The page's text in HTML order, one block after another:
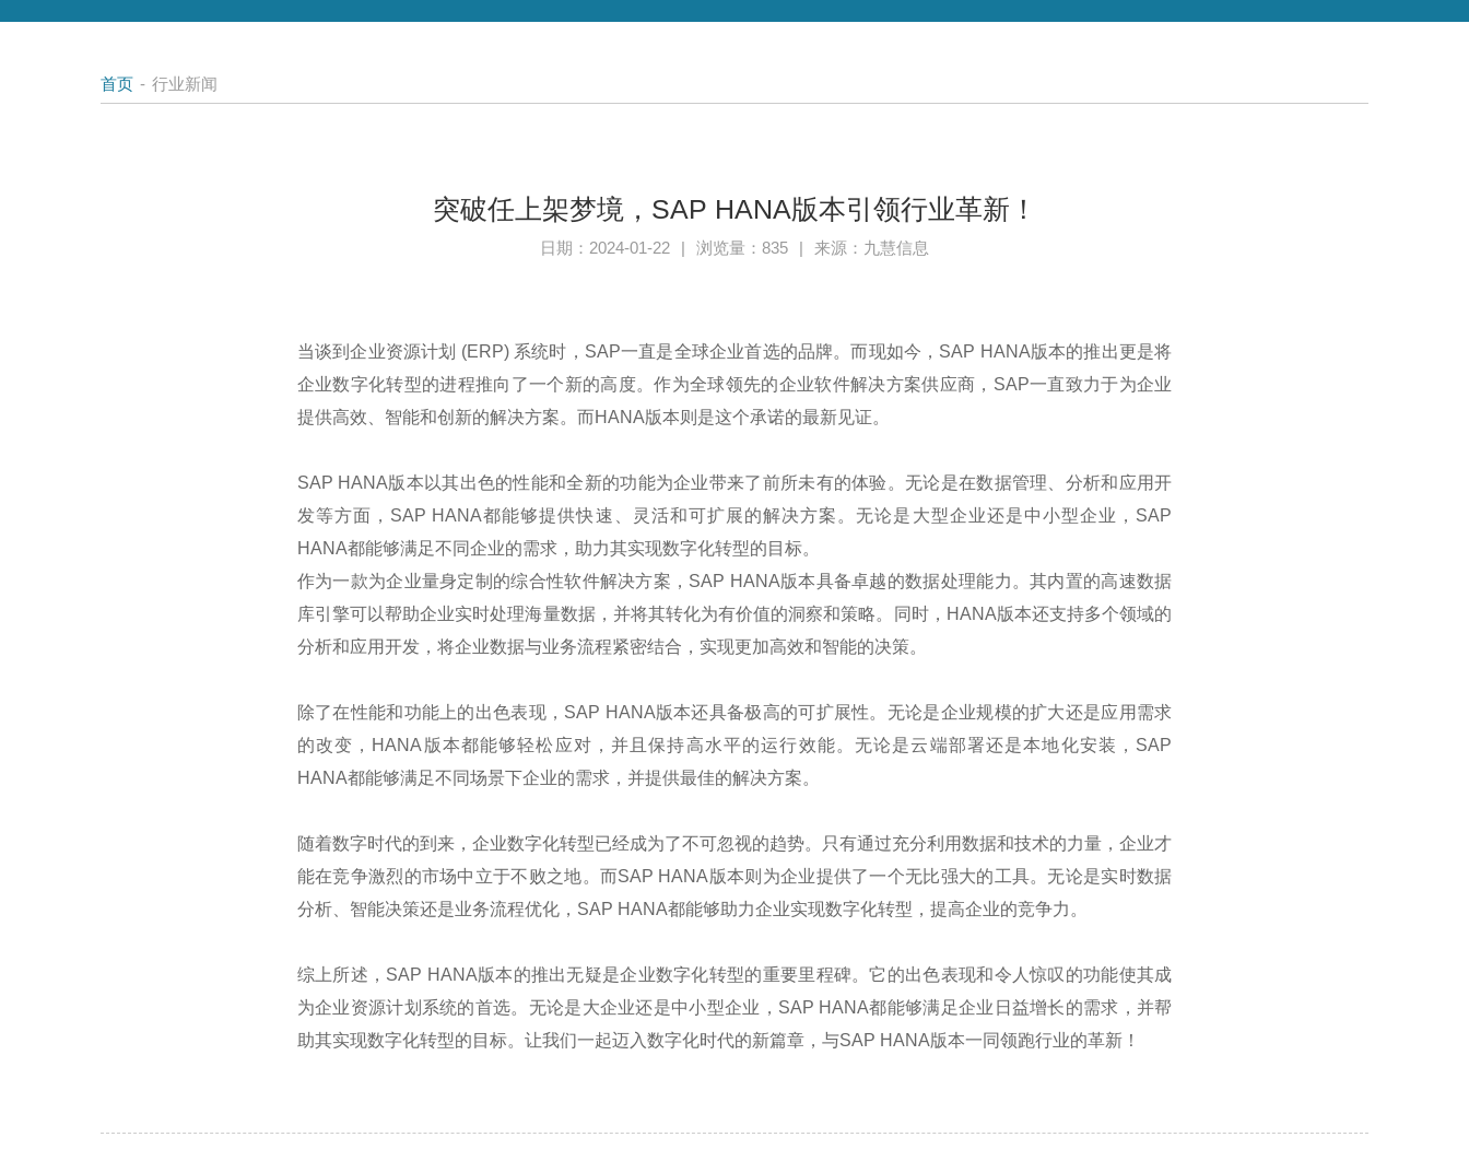
首页 - 行业新闻
突破任上架梦境，SAP HANA版本引领行业革新！
日期：2024-01-22 | 浏览量：835 | 来源：九慧信息
当谈到企业资源计划 (ERP) 系统时， SAP一直是全球企业首选的品牌。而现如今， SAP HANA版本的推出更是将
企业数字化转型的进程推向了一个新的高度。作为全球领先的企业软件解决方案供应商， SAP一直致力于为企业
提供高效、智能和创新的解决方案。而HANA版本则是这个承诺的最新见证。
SAP HANA版本以其出色的性能和全新的功能为企业带来了前所未有的体验。无论是在数据管理、分析和应用开
发等方面， SAP HANA都能够提供快速、灵活和可扩展的解决方案。无论是大型企业还是中小型企业， SAP
HANA都能够满足不同企业的需求，助力其实现数字化转型的目标。
作为一款为企业量身定制的综合性软件解决方案， SAP HANA版本具备卓越的数据处理能力。其内置的高速数据
库引擎可以帮助企业实时处理海量数据，并将其转化为有价值的洞察和策略。同时， HANA版本还支持多个领域的
分析和应用开发，将企业数据与业务流程紧密结合，实现更加高效和智能的决策。
除了在性能和功能上的出色表现， SAP HANA版本还具备极高的可扩展性。无论是企业规模的扩大还是应用需求
的改变， HANA 版本都能够轻松应对，并且保持高水平的运行效能。无论是云端部署还是本地化安装， SAP
HANA都能够满足不同场景下企业的需求，并提供最佳的解决方案。
随着数字时代的到来，企业数字化转型已经成为了不可忽视的趋势。只有通过充分利用数据和技术的力量，企业才
能在竞争激烈的市场中立于不败之地。而SAP HANA版本则为企业提供了一个无比强大的工具。无论是实时数据
分析、智能决策还是业务流程优化， SAP HANA都能够助力企业实现数字化转型，提高企业的竞争力。
综上所述， SAP HANA版本的推出无疑是企业数字化转型的重要里程碑。它的出色表现和令人惊叹的功能使其成
为企业资源计划系统的首选。无论是大企业还是中小型企业， SAP HANA都能够满足企业日益增长的需求，并帮
助其实现数字化转型的目标。让我们一起迈入数字化时代的新篇章，与SAP HANA版本一同领跑行业的革新！